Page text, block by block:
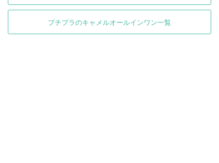
プチプラのキャメルオールインワン一覧